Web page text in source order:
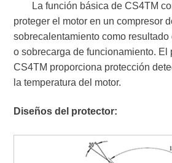
La función básica de CS4TM
proteger el motor en un compresor
sobrecalentamiento como
o sobrecarga de funcionamiento. El
CS4TM proporciona protección
la temperatura del motor.
Diseños del protector: